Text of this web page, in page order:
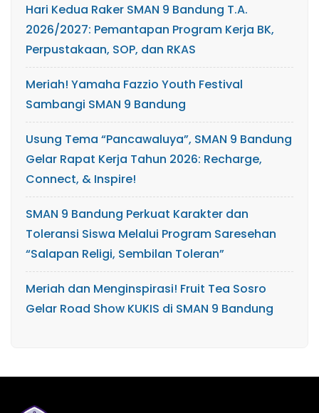
Hari Kedua Raker SMAN 9 Bandung T.A.
2026/2027: Pemantapan Program Kerja BK,
Perpustakaan, SOP, dan RKAS
Meriah! Yamaha Fazzio Youth Festival
Sambangi SMAN 9 Bandung
Usung Tema “Pancawaluya”, SMAN 9 Bandung
Gelar Rapat Kerja Tahun 2026: Recharge,
Connect, & Inspire!
SMAN 9 Bandung Perkuat Karakter dan
Toleransi Siswa Melalui Program Saresehan
“Salapan Religi, Sembilan Toleran”
Meriah dan Menginspirasi! Fruit Tea Sosro
Gelar Road Show KUKIS di SMAN 9 Bandung